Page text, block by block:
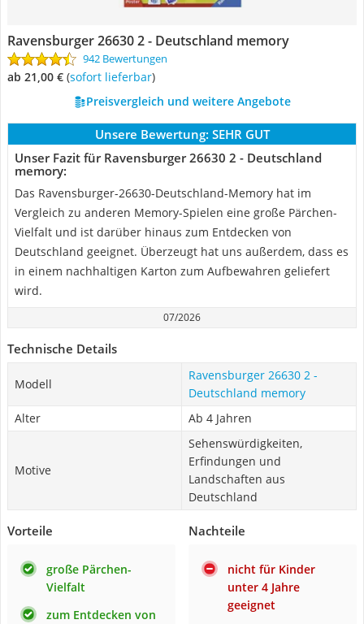
Ravensburger 26630 2 - Deutschland memory
942 Bewertungen
ab 21,00 € ( Sofort lieferbar)
Preisvergleich und weitere Angebote
Unsere Bewertung: SEHR GUT
Unser Fazit für Ravensburger 26630 2 - Deutschland
memory:
Das Ravensburger-26630-Deutschland-Memory hat im
Vergleich zu anderen Memory-Spielen eine große Pärchen-
Vielfalt und ist darüber hinaus zum Entdecken von
Deutschland geeignet. Überzeugt hat uns außerdem, dass es
in einem nachhaltigen Karton zum Aufbewahren geliefert
wird.
07/2026
Technische Details
Modell
Ravensburger 26630 2 -
Deutschland memory
Alter
Ab 4 Jahren
Motive
Sehenswürdigkeiten,
Erfindungen und
Landschaften aus
Deutschland
Vorteile
große Pärchen-
Vielfalt
zum Entdecken von
Nachteile
nicht für Kinder
unter 4 Jahre
geeignet